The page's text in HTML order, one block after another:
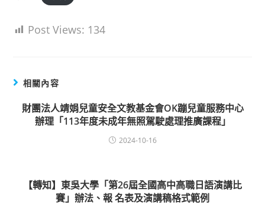
Post Views: 134
相關內容
財團法人靖娟兒童安全文教基金會OK蹦兒童服務中心
辦理「113年度未成年無照駕駛處理推廣課程」
2024-10-16
【轉知】東吳大學「第26屆全國高中高職日語演講比
賽」辦法、報 名表及演講稿格式範例